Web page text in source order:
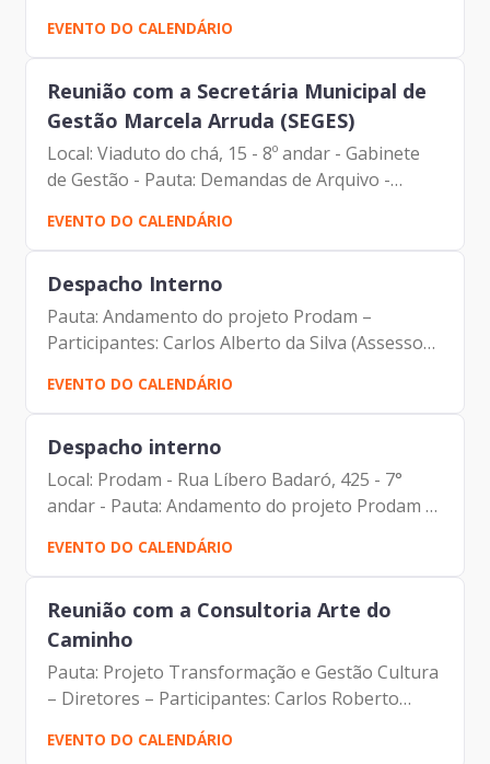
Martins (SEGES) Johann Nogueira Dantas
(Prodam) Marcela Arruda (SEGES) Regina Maria
Silverio (SEGES)
EVENTO DO CALENDÁRIO
Reunião com a Secretária Municipal de
Gestão Marcela Arruda (SEGES)
Local: Viaduto do chá, 15 - 8º andar - Gabinete
de Gestão - Pauta: Demandas de Arquivo -
Participantes: Darcio Gomes (SEGES) Fernanda
Sanches Martins (SEGES) Johann Nogueira
Dantas (Prodam) Marcela...
EVENTO DO CALENDÁRIO
Despacho Interno
Pauta: Andamento do projeto Prodam –
Participantes: Carlos Alberto da Silva (Assessor
da Presidência) Carlos Roberto Ruas Junior
(Diretor de Inovação e Arquitetura
Organizacional) Cecilia de...
EVENTO DO CALENDÁRIO
Despacho interno
Local: Prodam - Rua Líbero Badaró, 425 - 7°
andar - Pauta: Andamento do projeto Prodam -
Participantes: Carlos Alberto da Silva (Assessor
da Presidência) Carlos Roberto Ruas Junior
(Diretor de...
EVENTO DO CALENDÁRIO
Reunião com a Consultoria Arte do
Caminho
Pauta: Projeto Transformação e Gestão Cultura
– Diretores – Participantes: Carlos Roberto
Ruas Junior (Diretor de Inovação e Arquitetura
Organizacional) Daniel Portilho (Arte do
EVENTO DO CALENDÁRIO